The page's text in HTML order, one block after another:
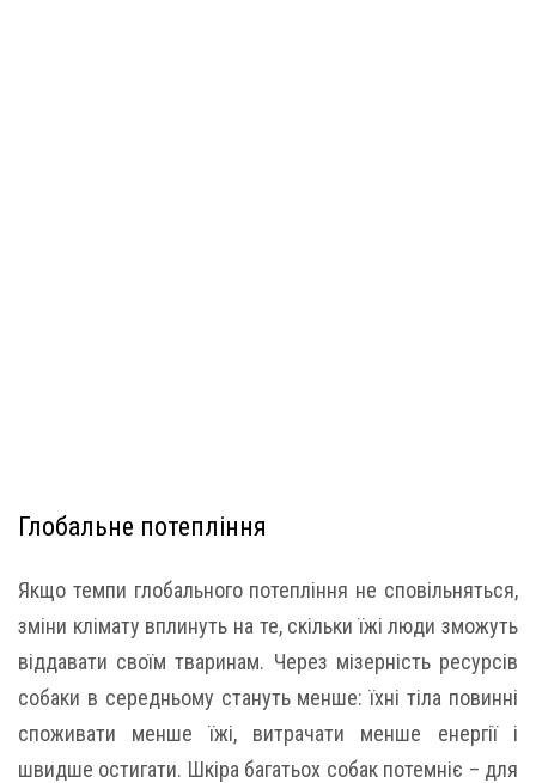
Глобальне потепління
Якщо темпи глобального потепління не сповільняться,
зміни клімату вплинуть на те, скільки їжі люди зможуть
віддавати своїм тваринам. Через мізерність ресурсів
собаки в середньому стануть менше: їхні тіла повинні
споживати менше їжі, витрачати менше енергії і
швидше остигати. Шкіра багатьох собак потемніє – для